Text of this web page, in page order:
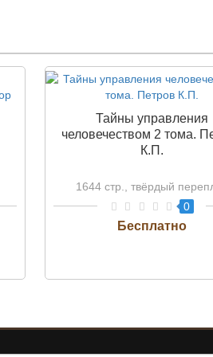
Тайны управления
человечеством 2 тома.
К.П.
1644 стр., твёрдый
0